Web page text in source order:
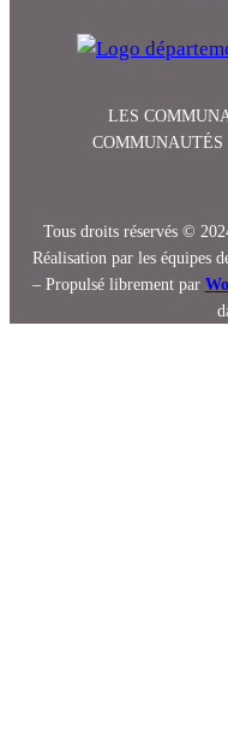
LES
Tous droits réservés ©
Réalisation par les équipes
– Propulsé librement par